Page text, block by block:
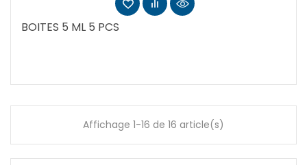
BOITES 5 ML 5 PCS
Affichage 1-16 de 16 article(s)